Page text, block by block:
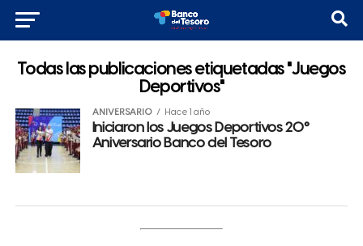
Todas las publicaciones etiquetadas "Juegos
Deportivos"
ANIVERSARIO Hace 1 año
Iniciaron los Juegos Deportivos 20°
Aniversario Banco del Tesoro